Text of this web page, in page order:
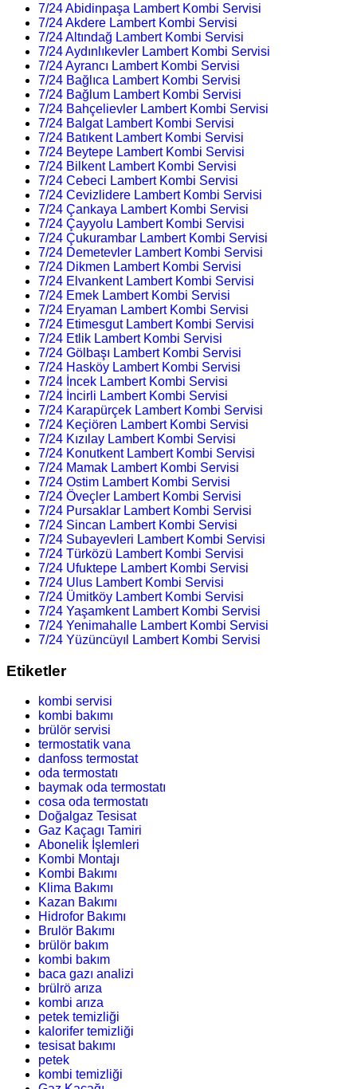
7/24 Abidinpaşa Lambert Kombi Servisi
7/24 Akdere Lambert Kombi Servisi
7/24 Altındağ Lambert Kombi Servisi
7/24 Aydınlıkevler Lambert Kombi Servisi
7/24 Ayrancı Lambert Kombi Servisi
7/24 Bağlıca Lambert Kombi Servisi
7/24 Bağlum Lambert Kombi Servisi
7/24 Bahçelievler Lambert Kombi Servisi
7/24 Balgat Lambert Kombi Servisi
7/24 Batıkent Lambert Kombi Servisi
7/24 Beytepe Lambert Kombi Servisi
7/24 Bilkent Lambert Kombi Servisi
7/24 Cebeci Lambert Kombi Servisi
7/24 Cevizlidere Lambert Kombi Servisi
7/24 Çankaya Lambert Kombi Servisi
7/24 Çayyolu Lambert Kombi Servisi
7/24 Çukurambar Lambert Kombi Servisi
7/24 Demetevler Lambert Kombi Servisi
7/24 Dikmen Lambert Kombi Servisi
7/24 Elvankent Lambert Kombi Servisi
7/24 Emek Lambert Kombi Servisi
7/24 Eryaman Lambert Kombi Servisi
7/24 Etimesgut Lambert Kombi Servisi
7/24 Etlik Lambert Kombi Servisi
7/24 Gölbaşı Lambert Kombi Servisi
7/24 Hasköy Lambert Kombi Servisi
7/24 İncek Lambert Kombi Servisi
7/24 İncirli Lambert Kombi Servisi
7/24 Karapürçek Lambert Kombi Servisi
7/24 Keçiören Lambert Kombi Servisi
7/24 Kızılay Lambert Kombi Servisi
7/24 Konutkent Lambert Kombi Servisi
7/24 Mamak Lambert Kombi Servisi
7/24 Ostim Lambert Kombi Servisi
7/24 Öveçler Lambert Kombi Servisi
7/24 Pursaklar Lambert Kombi Servisi
7/24 Sincan Lambert Kombi Servisi
7/24 Subayevleri Lambert Kombi Servisi
7/24 Türközü Lambert Kombi Servisi
7/24 Ufuktepe Lambert Kombi Servisi
7/24 Ulus Lambert Kombi Servisi
7/24 Ümitköy Lambert Kombi Servisi
7/24 Yaşamkent Lambert Kombi Servisi
7/24 Yenimahalle Lambert Kombi Servisi
7/24 Yüzüncüyıl Lambert Kombi Servisi
Etiketler
kombi servisi
kombi bakımı
brülör servisi
termostatik vana
danfoss termostat
oda termostatı
baymak oda termostatı
cosa oda termostatı
Doğalgaz Tesisat
Gaz Kaçagı Tamiri
Abonelik İşlemleri
Kombi Montajı
Kombi Bakımı
Klima Bakımı
Kazan Bakımı
Hidrofor Bakımı
Brulör Bakımı
brülör bakım
kombi bakım
baca gazı analizi
brülrö arıza
kombi arıza
petek temizliği
kalorifer temizliği
tesisat bakımı
petek
kombi temizliği